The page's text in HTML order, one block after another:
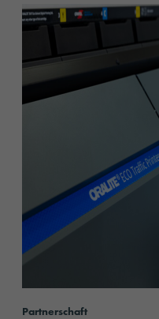
Partnerschaft
content.read_more